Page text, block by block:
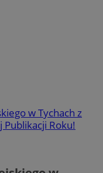
w Tychach z
Publikacji Roku!